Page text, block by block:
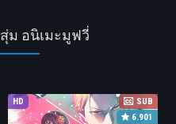
สุ่ม อนิเมะมูฟวี่
HD
SUB
6.901